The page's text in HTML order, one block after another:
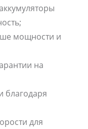
мощности и
на
благодаря
для